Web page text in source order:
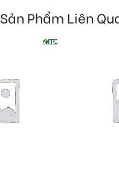
Sản Phẩm Liên